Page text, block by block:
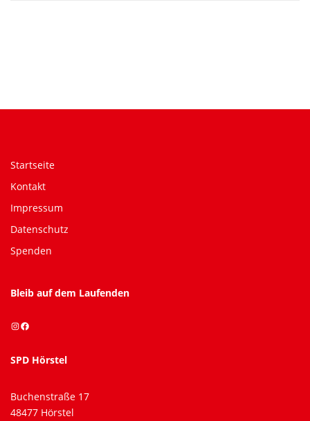
Startseite
Kontakt
Impressum
Datenschutz
Spenden
Bleib auf dem Laufenden
InstagramFacebook
SPD Hörstel
Buchenstraße 17
48477 Hörstel